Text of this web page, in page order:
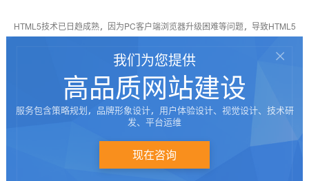
HTML5技术已日趋成熟，因为PC客户端浏览器升级困难等问题，导致HTML5
浏览器都支持HTML5，这给手机网站的发展带来了非常好的推动作用，也让我
们毫无疑问地抛弃WAP。
个性化设计
专业设计师根据客户需求个性化设计，根据企业特点、手机独特的尺寸，设计
出更适合手机浏览的设计。
我们为您提供
高品质网站建设
服务包含策略规划，品牌形象设计，用户体验设计、视觉设计、技术研
发、平台运维
现在咨询